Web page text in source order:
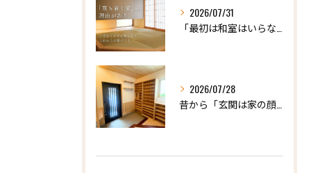
2026/07/31
2026/07/28